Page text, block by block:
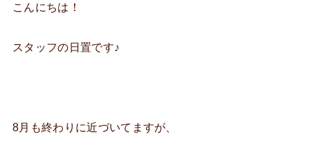
こんにちは！
スタッフの日置です♪
8月も終わりに近づいてますが、